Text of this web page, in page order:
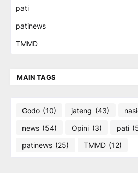
pati
patinews
TMMD
MAIN TAGS
Godo (10) jateng (43)
news (54) Opini (3) pati
patinews (25) TMMD (12)